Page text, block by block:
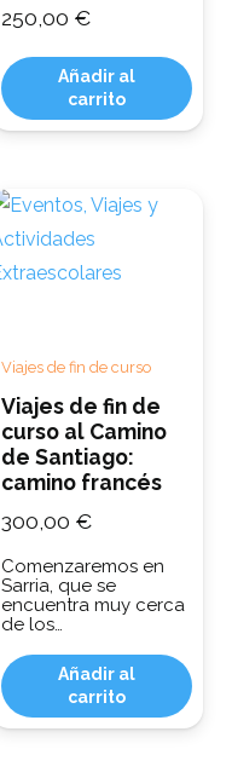
250,00 €
Añadir al
carrito
Viajes de fin de curso
Viajes de fin de
curso al Camino
de Santiago:
camino francés
300,00 €
Comenzaremos en
Sarria, que se
encuentra muy cerca
de los…
Añadir al
carrito